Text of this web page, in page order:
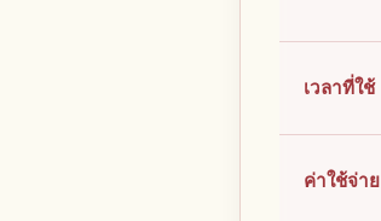
เวลาที่ใช้
ค่าใช้จ่าย